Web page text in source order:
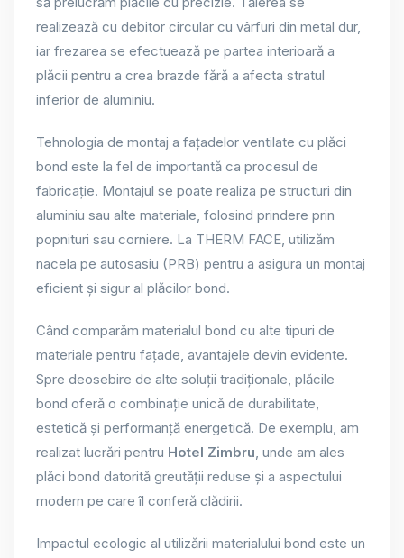
realizează cu debitor circular cu vârfuri din metal dur,
iar frezarea se efectuează pe partea interioară a
plăcii pentru a crea brazde fără a afecta stratul
inferior de aluminiu.
Tehnologia de montaj a fațadelor ventilate cu plăci
bond este la fel de importantă ca procesul de
fabricație. Montajul se poate realiza pe structuri din
aluminiu sau alte materiale, folosind prindere prin
popnituri sau corniere. La THERM FACE, utilizăm
nacela pe autosasiu (PRB) pentru a asigura un montaj
eficient și sigur al plăcilor bond.
Când comparăm materialul bond cu alte tipuri de
materiale pentru fațade, avantajele devin evidente.
Spre deosebire de alte soluții tradiționale, plăcile
bond oferă o combinație unică de durabilitate,
estetică și performanță energetică. De exemplu, am
realizat lucrări pentru Hotel Zimbru, unde am ales
plăci bond datorită greutății reduse și a aspectului
modern pe care îl conferă clădirii.
Impactul ecologic al utilizării materialului bond este un